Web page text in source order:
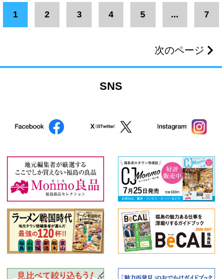
1 2 3 4 5 ... 7
次のページ
SNS